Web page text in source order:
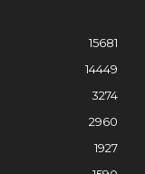
15681
14449
3274
2960
1927